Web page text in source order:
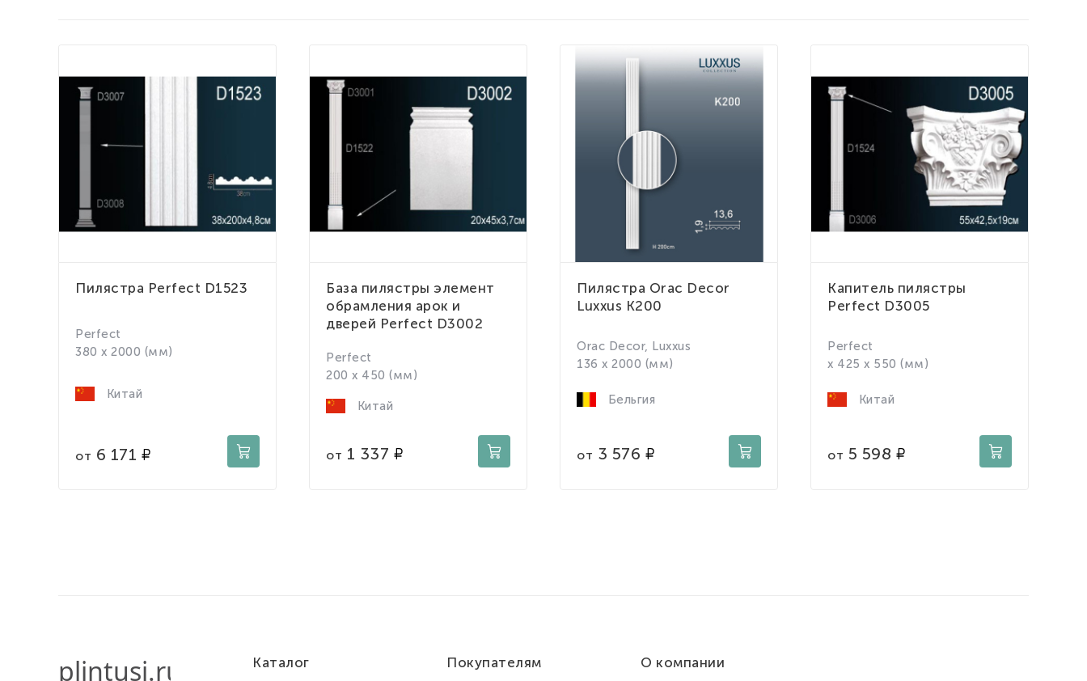
Пилястра Perfect D1523
Perfect
380 x 2000 (мм)
Китай
от 6 171
База пилястры элемент
обрамления арок и
дверей Perfect D3002
Perfect
200 x 450 (мм)
Китай
от 1 337
Пилястра Orac Decor
Luxxus K200
Orac Decor, Luxxus
136 x 2000 (мм)
Бельгия
от 3 576
Капитель пилястры
Perfect D3005
Perfect
x 425 x 550 (мм)
Китай
от 5 598
Каталог Покупателям О компании